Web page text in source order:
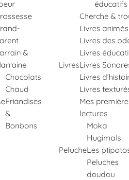
&
Chocolats
Chaud
Friandises
&
Bonbons
éducatifs
Livres
Cherche &
Livres animés
Livres des
Livres
Livres
Livres
Livres
Mes
lectures
Peluche
Moka
Hugimals
Les
Peluches
doudou